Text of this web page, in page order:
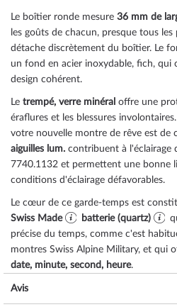
Le boîtier ronde mesure 36 mm de
les goûts de chacun, presque tous
détache discrètement du boîtier. Le
un fond en acier inoxydable, fich, qui
design cohérent.
Le trempé, verre minéral offre une
éraflures et les blessures
votre nouvelle montre de rêve est de
aiguilles lum. contribuent à l'éclairage
7740.1132 et permettent une bonne
conditions d'éclairage défavorables.
Le cœur de ce garde-temps est
Swiss Made
batterie (quartz)
précise du temps, comme c'est
montres Swiss Alpine Military, et qui
date, minute, second, heure.
L'étanchéité à l'eau de
aptitude à l'utilisation quotidienne,
Avis